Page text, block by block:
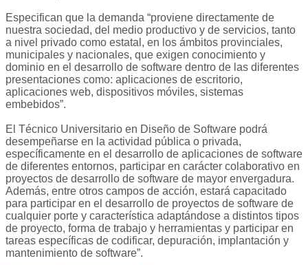
Especifican que la demanda “proviene directamente de
nuestra sociedad, del medio productivo y de servicios, tanto
a nivel privado como estatal, en los ámbitos provinciales,
municipales y nacionales, que exigen conocimiento y
dominio en el desarrollo de software dentro de las diferentes
presentaciones como: aplicaciones de escritorio,
aplicaciones web, dispositivos móviles, sistemas
embebidos”.
El Técnico Universitario en Diseño de Software podrá
desempeñarse en la actividad pública o privada,
específicamente en el desarrollo de aplicaciones de software
de diferentes entornos, participar en carácter colaborativo en
proyectos de desarrollo de software de mayor envergadura.
Además, entre otros campos de acción, estará capacitado
para participar en el desarrollo de proyectos de software de
cualquier porte y característica adaptándose a distintos tipos
de proyecto, forma de trabajo y herramientas y participar en
tareas específicas de codificar, depuración, implantación y
mantenimiento de software”.